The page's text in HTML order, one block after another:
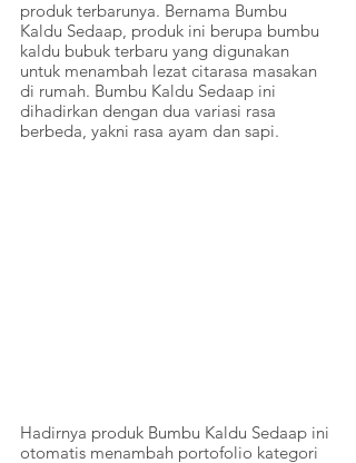
produk terbarunya. Bernama Bumbu
Kaldu Sedaap, produk ini berupa bumbu
kaldu bubuk terbaru yang digunakan
untuk menambah lezat citarasa masakan
di rumah. Bumbu Kaldu Sedaap ini
dihadirkan dengan dua variasi rasa
berbeda, yakni rasa ayam dan sapi.
Hadirnya produk Bumbu Kaldu Sedaap ini
otomatis menambah portofolio kategori